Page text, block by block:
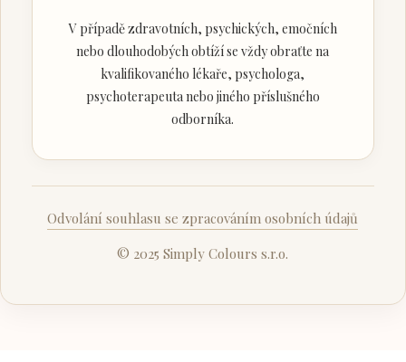
V případě zdravotních, psychických, emočních
nebo dlouhodobých obtíží se vždy obraťte na
kvalifikovaného lékaře, psychologa,
psychoterapeuta nebo jiného příslušného
odborníka.
Odvolání souhlasu se zpracováním osobních údajů
© 2025 Simply Colours s.r.o.